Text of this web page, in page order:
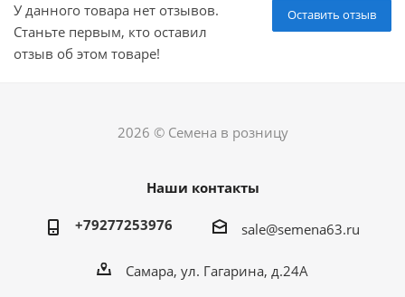
Оставить отзыв
У данного товара нет отзывов.
Станьте первым, кто оставил
отзыв об этом товаре!
2026 © Семена в розницу
Наши контакты
+79277253976 sale@semena63.ru
Самара, ул. Гагарина, д.24А